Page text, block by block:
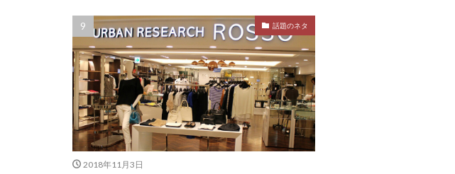
話題のネタ
2018年11月3日